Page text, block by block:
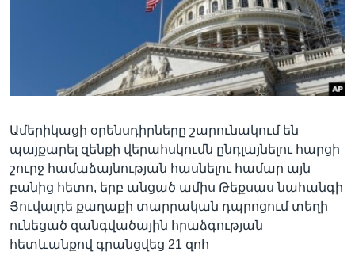
Ամերիկացի օրենսդիրները շարունակում են
պայքարել զենքի վերահսկումն ընդլայնելու հարցի
շուրջ համաձայնության հասնելու համար այն
բանից հետո, երբ անցած ամիս Թեքսաս նահանգի
Յուվալդե քաղաքի տարրական դպրոցում տեղի
ունեցած զանգվածային հրաձգության
հետևանքով գրանցվեց 21 զոհ